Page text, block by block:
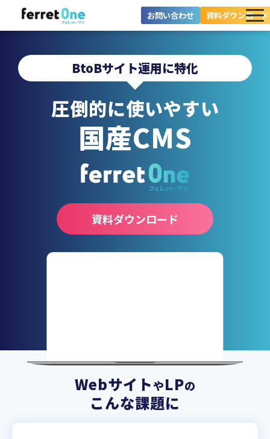
お問い合わせ 資料ダウンロード
ツール・機能一覧
目的別に探す
導入事例
料金プラン
セミナー
お役立ち情報
BtoBサイト運用に特化
圧倒的に使いやすい
国産CMS
資料ダウンロード
WebサイトやLPの
こんな課題に